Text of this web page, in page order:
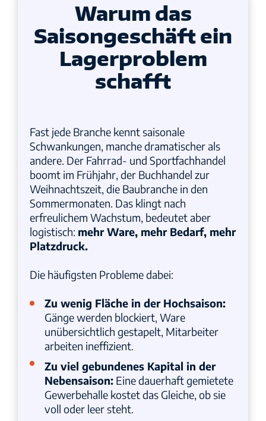
Warum das
Saisongeschäft ein
Lagerproblem
schafft
Fast jede Branche kennt saisonale
Schwankungen, manche dramatischer als
andere. Der Fahrrad- und Sportfachhandel
boomt im Frühjahr, der Buchhandel zur
Weihnachtszeit, die Baubranche in den
Sommermonaten. Das klingt nach
erfreulichem Wachstum, bedeutet aber
logistisch: mehr Ware, mehr Bedarf, mehr
Platzdruck.
Die häufigsten Probleme dabei:
Zu wenig Fläche in der Hochsaison:
Gänge werden blockiert, Ware
unübersichtlich gestapelt, Mitarbeiter
arbeiten ineffizient.
Zu viel gebundenes Kapital in der
Nebensaison: Eine dauerhaft gemietete
Gewerbehalle kostet das Gleiche, ob sie
voll oder leer steht.